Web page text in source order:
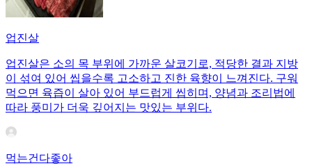
업진살
업진살은 소의 목 부위에 가까운 살코기로, 적당한 결과 지방
이 섞여 있어 씹을수록 고소하고 진한 육향이 느껴진다. 구워
먹으면 육즙이 살아 있어 부드럽게 씹히며, 양념과 조리법에
따라 풍미가 더욱 깊어지는 맛있는 부위다.
먹는건다좋아